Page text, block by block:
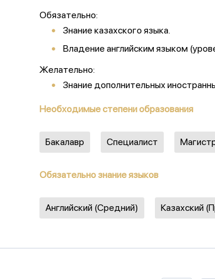
Обязательно:
Знание казахского языка.
Владение английским языком
Желательно:
Знание дополнительных
Необходимые степени образования
Бакалавр Специалист
Обязательно знание языков
Английский (Средний) Казахский